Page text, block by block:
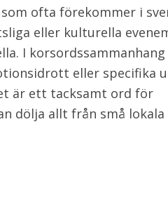
ofta förekommer i
eller kulturella
I
eller specifika
är ett tacksamt ord för
dölja allt från små